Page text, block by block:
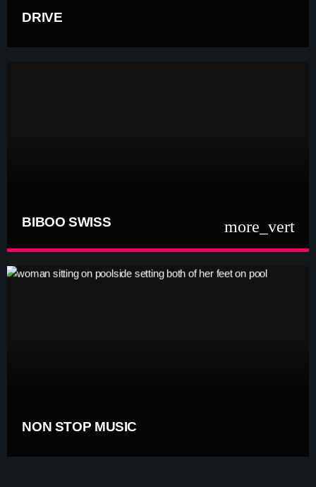
DRIVE
BIBOO SWISS more_vert
BIBOO SWISS close
NON STOP MUSIC